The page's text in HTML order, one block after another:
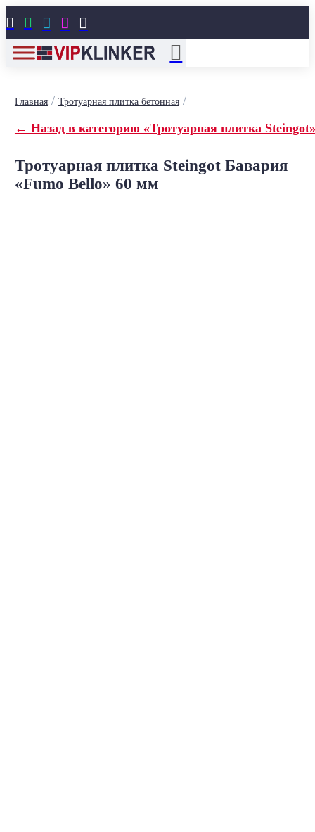
    
Главная/ Тротуарная плитка бетонная/
← Назад в категорию «Тротуарная плитка Steingot»
Тротуарная плитка Steingot Бавария
«Fumo Bello» 60 мм